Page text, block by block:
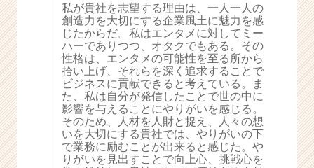
が
届
く
就
活
サ
イ
ト
チ
ア
キ
私が貴社を志望する理由は、一人一人の
創造力を大切にする企業風土に魅力を感
じたからだ。私はエンタメに対してミー
ハーでありつつ、オタクでもある。その
性格は、エンタメの可能性を至る所から
拾い上げ、それらを深く追求することで
ビジネスに貢献できると考えている。ま
た、私は自分が発信したことで世の中に
影響を与えることにやりがいを感じる。
そのため、人材を人財と捉え、人々の想
いを大切にする貴社では、やりがいの下
で業務に励むことが出来ると感じた。や
りがいを見出すことで向上心、挑戦心を